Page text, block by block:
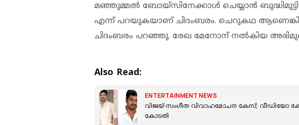
മഞ്ഞുമ്മല്‍ ബോയ്‌സിനേക്കാള്‍ ചെയ്യാന്‍
എന്ന് പറയുകയാണ് ചിദംബരം. ചെറുകഥ
ചിദംബരം പറഞ്ഞു. രേഖ മേനോന് നല്‍കിയ
Also Read:
ENTERTAINMENT NEWS
വിജയ്-സംഗീത വിവാഹമോചന കേസ്;
കോടതി